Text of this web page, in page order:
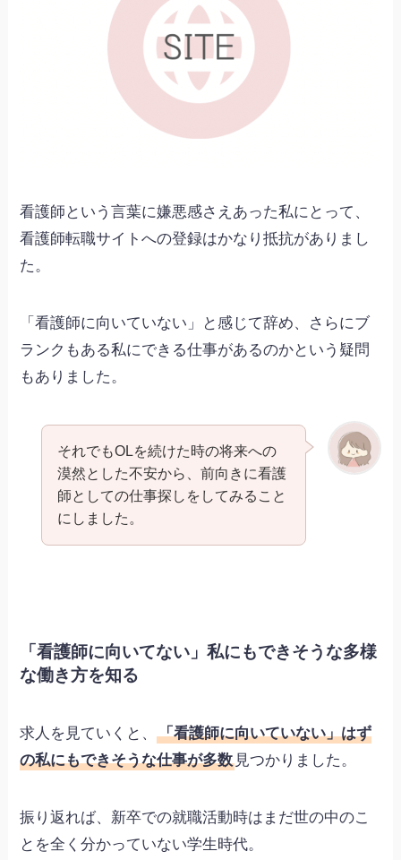
看護師という言葉に嫌悪感さえあった私にとって、
看護師転職サイトへの登録はかなり抵抗がありまし
た。
「看護師に向いていない」と感じて辞め、さらにブ
ランクもある私にできる仕事があるのかという疑問
もありました。
それでもOLを続けた時の将来への
漠然とした不安から、前向きに看護
師としての仕事探しをしてみること
にしました。
「看護師に向いてない」私にもできそうな多様
な働き方を知る
求人を見ていくと、「看護師に向いていない」はず
の私にもできそうな仕事が多数 見つかりました。
振り返れば、新卒での就職活動時はまだ世の中のこ
とを全く分かっていない学生時代。